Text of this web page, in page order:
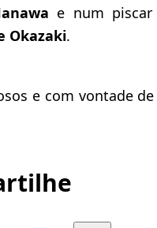
e num
Okazaki.
e com vontade